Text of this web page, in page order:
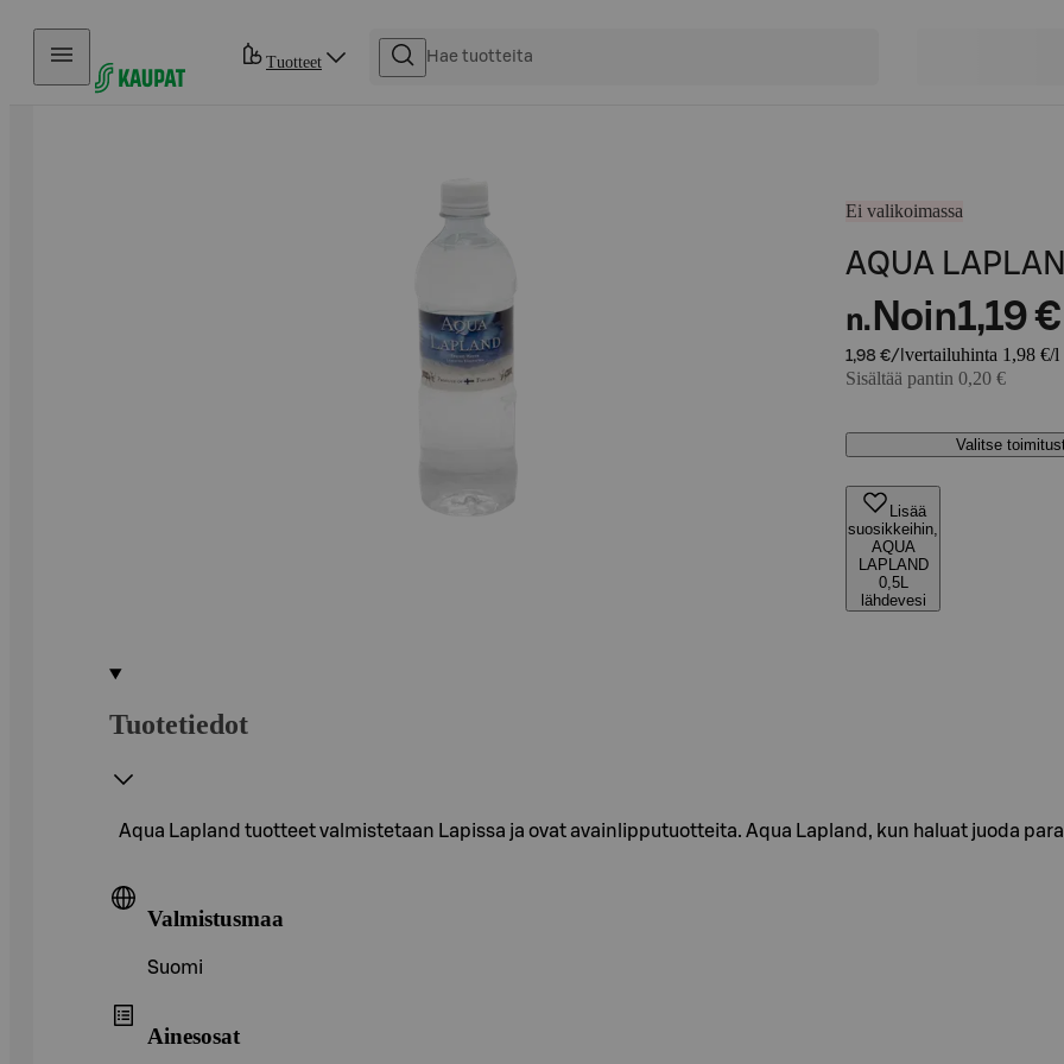
Hyppää sisältöön
Tuotteet
Ei valikoimassa
AQUA
n. Noin1,19 €
1,98 €/l vertailuhinta 1,98 €/l
Sisältää pantin 0,20 €
Valitse
Lisää
suosikkeihin,
AQUA
LAPLAND
0,5L
lähdevesi
Tuotetiedot
Aqua Lapland tuotteet valmistetaan Lapissa ja ovat avainlipputuotteita. Aqua Lapland, kun haluat juoda
Valmistusmaa
Suomi
Ainesosat